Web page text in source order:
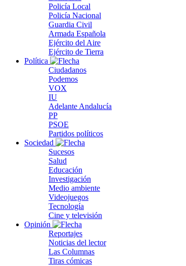
Policía Local
Policía Nacional
Guardia Civil
Armada Española
Ejército del Aire
Ejército de Tierra
Política
Ciudadanos
Podemos
VOX
IU
Adelante Andalucía
PP
PSOE
Partidos políticos
Sociedad
Sucesos
Salud
Educación
Investigación
Medio ambiente
Videojuegos
Tecnología
Cine y televisión
Opinión
Reportajes
Noticias del lector
Las Columnas
Tiras cómicas